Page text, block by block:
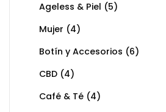
Ageless & Piel (5)
Mujer (4)
Botín y Accesorios (6)
CBD (4)
Café & Té (4)